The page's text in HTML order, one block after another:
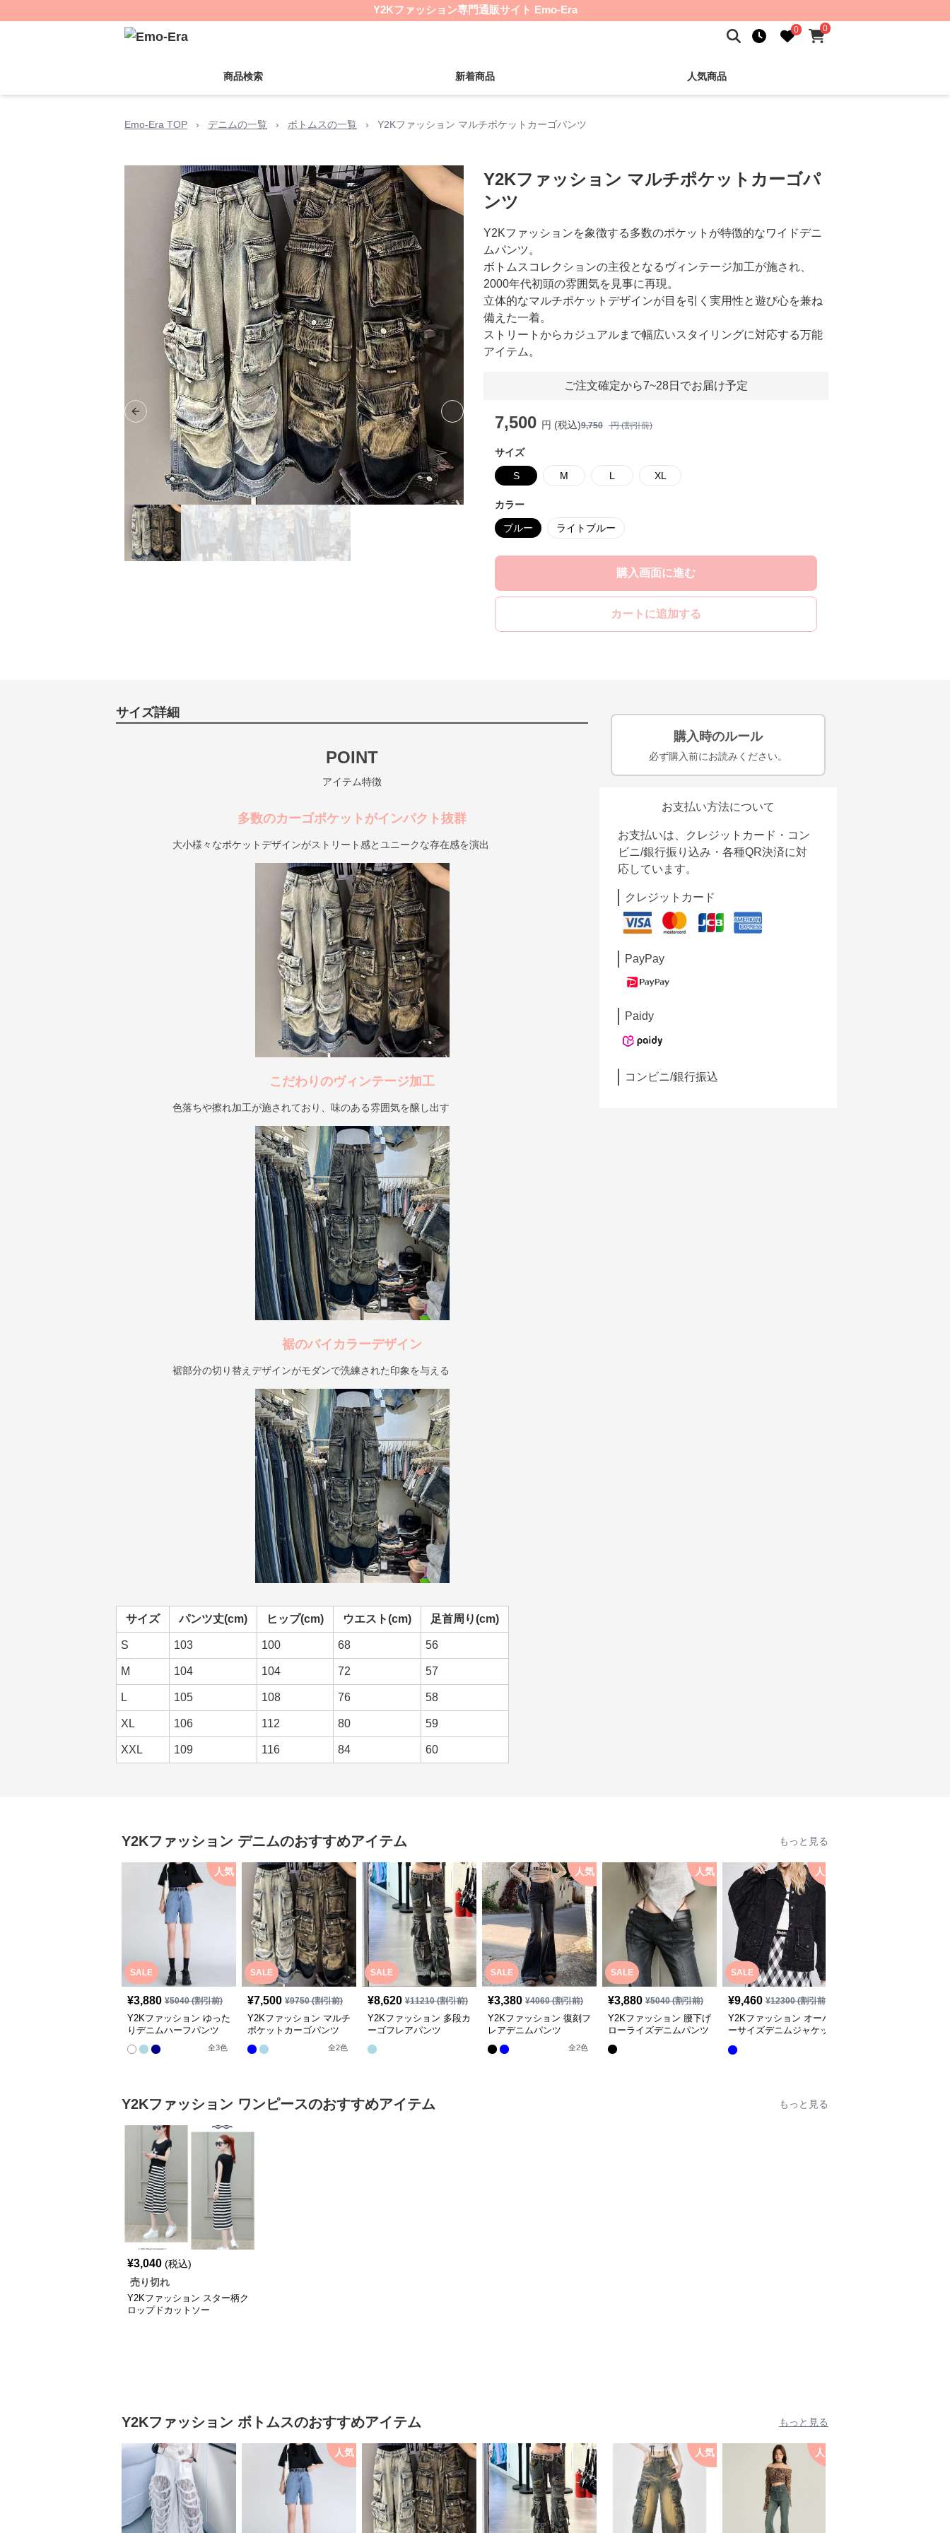
Y2Kファッション専門通販サイト Emo-Era
0 0
商品検索 新着商品 人気商品
Emo-Era TOP › デニムの一覧 › ボトムスの一覧 › Y2Kファッション マルチポケットカーゴパンツ
Previous slide Next slide
Y2Kファッション マルチポケットカーゴパ
ンツ
Y2Kファッションを象徴する多数のポケットが特徴的なワイドデニ
ムパンツ。
ボトムスコレクションの主役となるヴィンテージ加工が施され、
2000年代初頭の雰囲気を見事に再現。
立体的なマルチポケットデザインが目を引く実用性と遊び心を兼ね
備えた一着。
ストリートからカジュアルまで幅広いスタイリングに対応する万能
アイテム。
ご注文確定から7~28日でお届け予定
7,500 円 (税込)9,750 円 (割引前)
サイズ
S M L XL
カラー
ブルー ライトブルー
購入画面に進む
カートに追加する
サイズ詳細
POINT
アイテム特徴
多数のカーゴポケットがインパクト抜群
大小様々なポケットデザインがストリート感とユニークな存在感を演出
こだわりのヴィンテージ加工
色落ちや擦れ加工が施されており、味のある雰囲気を醸し出す
裾のバイカラーデザイン
裾部分の切り替えデザインがモダンで洗練された印象を与える
サイズ パンツ丈(cm) ヒップ(cm) ウエスト(cm) 足首周り(cm)
S 103 100 68 56
M 104 104 72 57
L 105 108 76 58
XL 106 112 80 59
XXL 109 116 84 60
購入時のルール
必ず購入前にお読みください。
お支払い方法について
お支払いは、クレジットカード・コン
ビニ/銀行振り込み・各種QR決済に対
応しています。
クレジットカード
PayPay
Paidy
コンビニ/銀行振込
Y2Kファッション デニムのおすすめアイテム もっと見る
SALE
人気
¥3,880 ¥5040(割引前)
Y2Kファッション ゆった
りデニムハーフパンツ
全3色
SALE
¥7,500 ¥9750(割引前)
Y2Kファッション マルチ
ポケットカーゴパンツ
全2色
SALE
¥8,620 ¥11210(割引前)
Y2Kファッション 多段カ
ーゴフレアパンツ
SALE
人気
¥3,380 ¥4060(割引前)
Y2Kファッション 復刻フ
レアデニムパンツ
全2色
SALE
人気
¥3,880 ¥5040(割引前)
Y2Kファッション 腰下げ
ローライズデニムパンツ
SALE
人気
¥9,460 ¥12300(割引前)
Y2Kファッション オーバ
ーサイズデニムジャケッ
Y2Kファッション ワンピースのおすすめアイテム もっと見る
¥3,040 (税込)
売り切れ
Y2Kファッション スター柄ク
ロップドカットソー
Y2Kファッション ボトムスのおすすめアイテム もっと見る
人気 人気 人気